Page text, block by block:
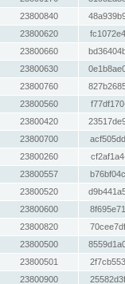
23800840
23800620
23800660
23800630
23800760
23800560
23800420
23800700
23800260
23800557
23800520
23800600
23800820
23800500
23800501
23800900